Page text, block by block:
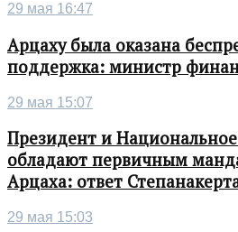
29 мая 16:47
Арцаху была оказана
поддержка: министр
29 мая 15:07
Президент и
обладают первичным
Арцаха: ответ
29 мая 15:03